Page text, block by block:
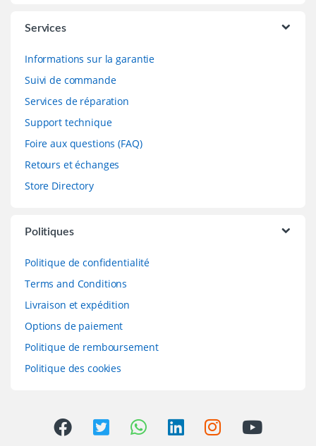
Services
Informations sur la garantie
Suivi de commande
Services de réparation
Support technique
Foire aux questions (FAQ)
Retours et échanges
Store Directory
Politiques
Politique de confidentialité
Terms and Conditions
Livraison et expédition
Options de paiement
Politique de remboursement
Politique des cookies